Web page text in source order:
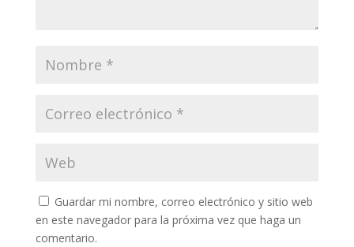
Guardar mi nombre, correo electrónico y sitio web
en este navegador para la próxima vez que haga un
comentario.